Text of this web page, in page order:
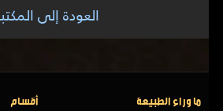
العودة إلى
ما وراء الطبيعة أقسام